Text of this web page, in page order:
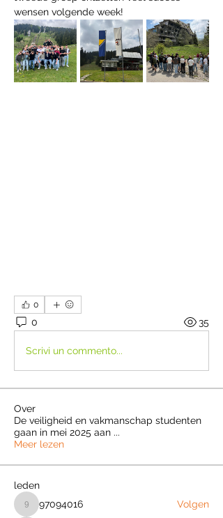
wensen volgende week!
0
0 35
Scrivi un commento...
Over
De veiligheid en vakmanschap studenten
gaan in mei 2025 aan ...
Meer lezen
leden
97094016
97094016 Volgen